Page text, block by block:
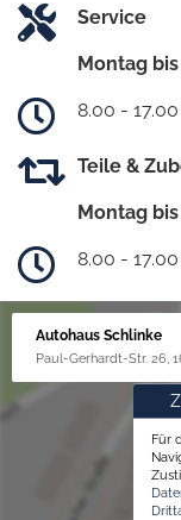
Service
Montag
8.00 -
Teile &
Montag
8.00 - 17.00
Autohaus Schlinke
Paul-Gerhardt-Str. 26,
Für